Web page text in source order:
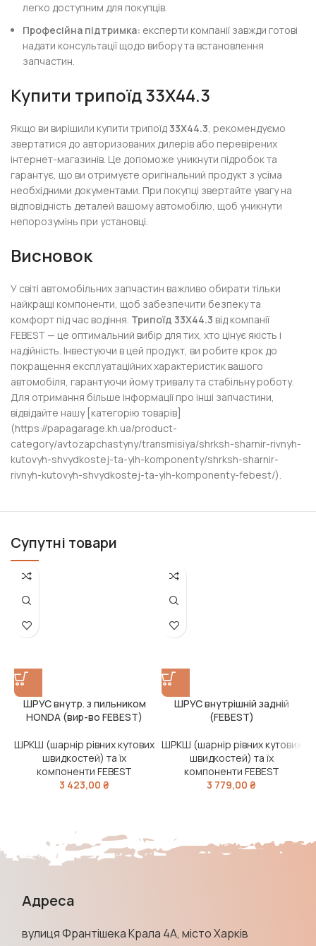
легко доступним для покупців.
Професійна підтримка: експерти компанії завжди готові
надати консультації щодо вибору та встановлення
запчастин.
Купити трипоїд 33X44.3
Якщо ви вирішили купити трипоїд 33X44.3, рекомендуємо
звертатися до авторизованих дилерів або перевірених
інтернет-магазинів. Це допоможе уникнути підробок та
гарантує, що ви отримуєте оригінальний продукт з усіма
необхідними документами. При покупці звертайте увагу на
відповідність деталей вашому автомобілю, щоб уникнути
непорозумінь при установці.
Висновок
У світі автомобільних запчастин важливо обирати тільки
найкращі компоненти, щоб забезпечити безпеку та
комфорт під час водіння. Трипоїд 33X44.3 від компанії
FEBEST — це оптимальний вибір для тих, хто цінує якість і
надійність. Інвестуючи в цей продукт, ви робите крок до
покращення експлуатаційних характеристик вашого
автомобіля, гарантуючи йому тривалу та стабільну роботу.
Для отримання більше інформації про інші запчастини,
відвідайте нашу [категорію товарів]
(https://papagarage.kh.ua/product-
category/avtozapchastyny/transmisiya/shrksh-sharnir-rivnyh-
kutovyh-shvydkostej-ta-yih-komponenty/shrksh-sharnir-
rivnyh-kutovyh-shvydkostej-ta-yih-komponenty-febest/).
Супутні товари
ШРУС внутр. з пильником
HONDA (вир-во FEBEST)
ШРКШ (шарнір рівних кутових
швидкостей) та їх
компоненти FEBEST
3 423,00 ₴
ШРУС внутрішній задній
(FEBEST)
ШРКШ (шарнір рівних кутових
швидкостей) та їх
компоненти FEBEST
3 779,00₴
Адреса
вулиця Франтішека Крала 4А, місто Харків